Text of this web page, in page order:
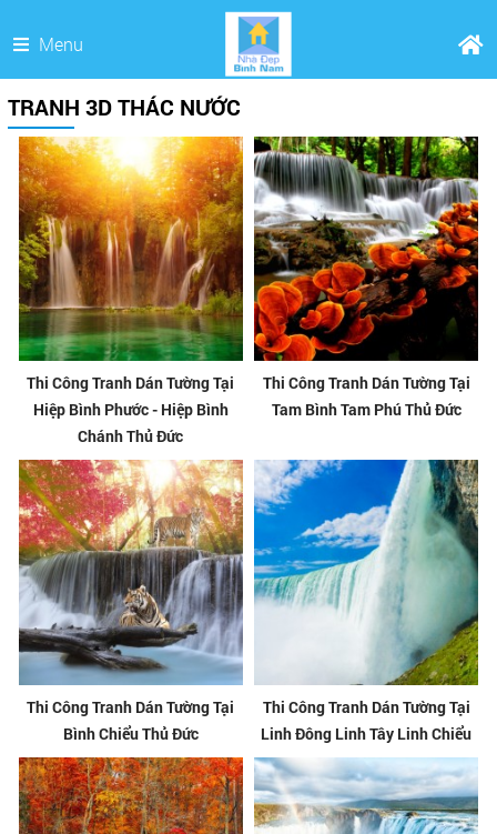
Menu
TRANH 3D THÁC NƯỚC
Thi Công Tranh Dán Tường Tại
Hiệp Bình Phước - Hiệp Bình
Chánh Thủ Đức
Thi Công Tranh Dán Tường Tại
Tam Bình Tam Phú Thủ Đức
Thi Công Tranh Dán Tường Tại
Bình Chiểu Thủ Đức
Thi Công Tranh Dán Tường Tại
Linh Đông Linh Tây Linh Chiểu